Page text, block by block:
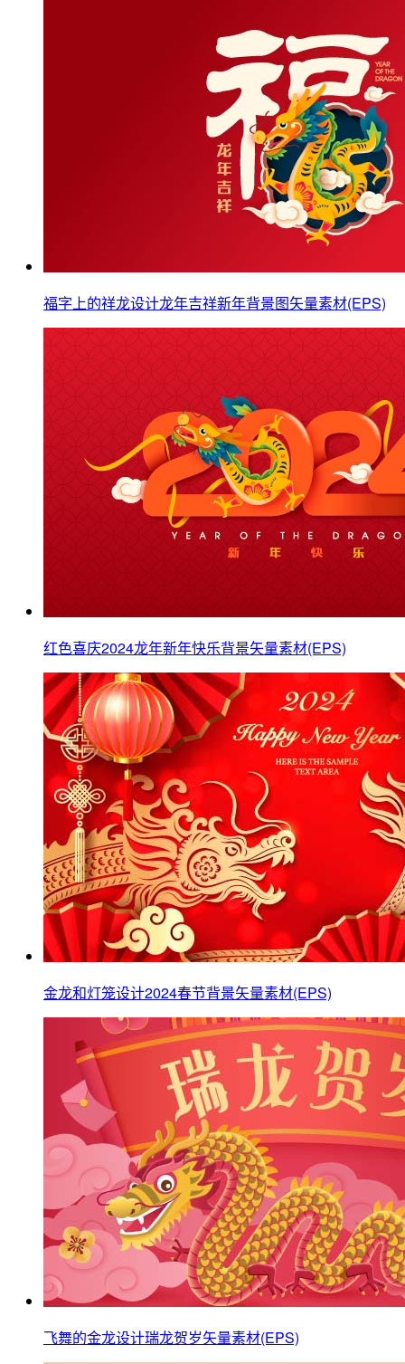
福字上的祥龙设计龙年吉祥新年背景图矢量素材(EPS)
红色喜庆2024龙年新年快乐背景矢量素材(EPS)
金龙和灯笼设计2024春节背景矢量素材(EPS)
飞舞的金龙设计瑞龙贺岁矢量素材(EPS)